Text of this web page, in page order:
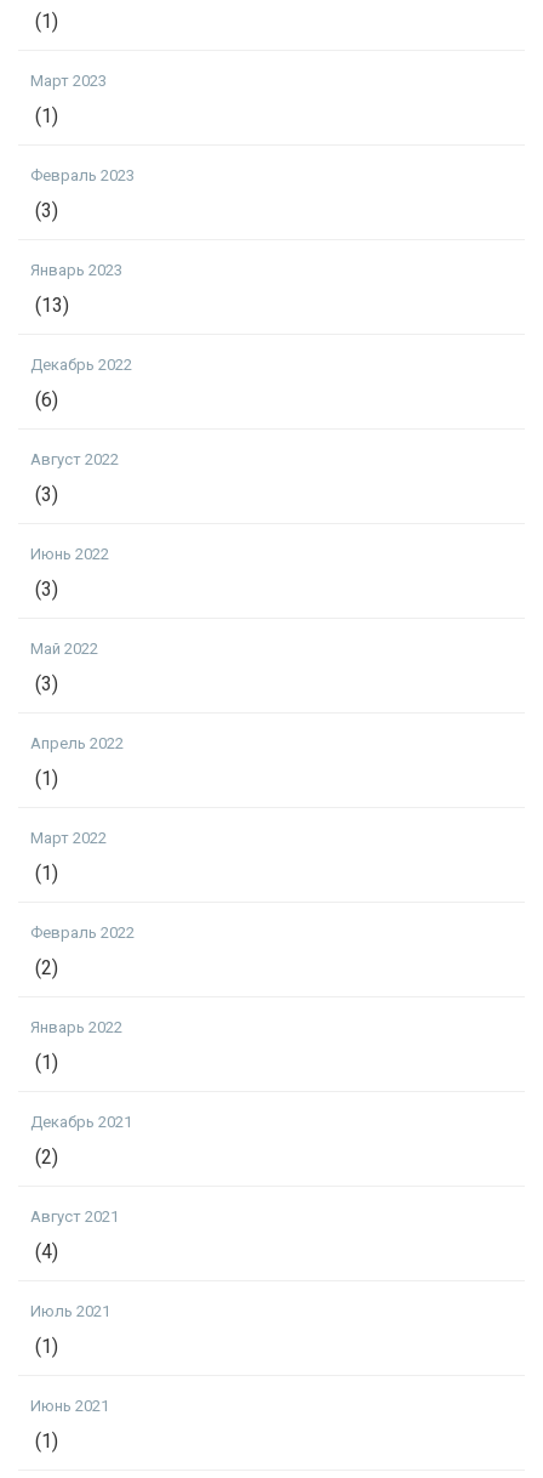
(1)
Март 2023
(1)
Февраль 2023
(3)
Январь 2023
(13)
Декабрь 2022
(6)
Август 2022
(3)
Июнь 2022
(3)
Май 2022
(3)
Апрель 2022
(1)
Март 2022
(1)
Февраль 2022
(2)
Январь 2022
(1)
Декабрь 2021
(2)
Август 2021
(4)
Июль 2021
(1)
Июнь 2021
(1)